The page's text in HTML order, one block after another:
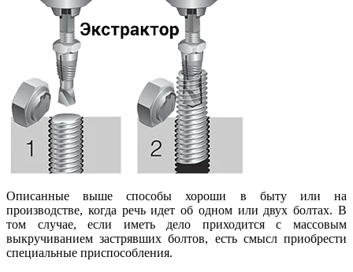
Описанные выше способы хороши в быту или на
производстве, когда речь идет об одном или двух болтах. В
том случае, если иметь дело приходится с массовым
выкручиванием застрявших болтов, есть смысл приобрести
специальные приспособления.